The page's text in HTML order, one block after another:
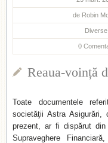
de Robin
Diverse
0
Reaua-voință
Toate documentele
societăţii Astra
prezent, ar fi dispărut
Supraveghere